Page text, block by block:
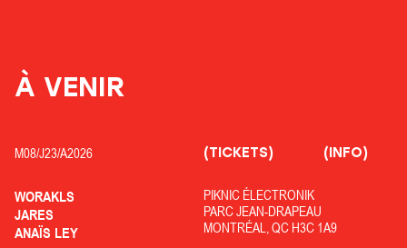
À VENIR
M08/J23/A2026
WORAKLS
JARES
ANAÏS LEY
PIKNIC ÉLECTRONIK
PARC JEAN-DRAPEAU
MONTRÉAL, QC H3C 1A9
(TICKETS) (INFO)